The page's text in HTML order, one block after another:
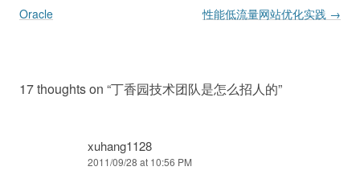
Oracle
性能低流量网站优化实践 →
17 thoughts on “丁香园技术团队是怎么招人的”
xuhang1128
2011/09/28 at 10:56 PM